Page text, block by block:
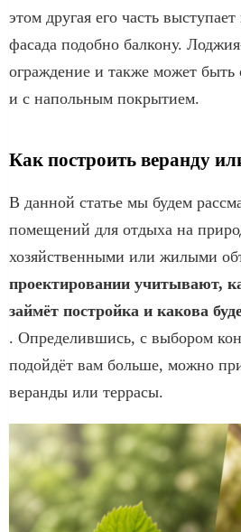
этом другая его часть
фасада подобно балкону.
ограждение и также может быть
и с напольным покрытием.
Как построить веранду
В данной статье мы будем
помещений для отдыха на
хозяйственными или жилыми
проектировании учитывают,
займёт постройка и какова
. Определившись, с выбором
подойдёт вам больше, можно
веранды или террасы.